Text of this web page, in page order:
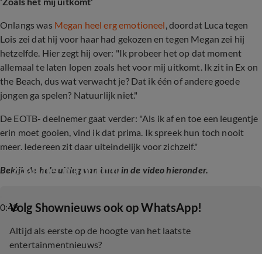
Onlangs was Megan heel erg emotioneel, doordat Luca tegen
Lois zei dat hij voor haar had gekozen en tegen Megan zei hij
hetzelfde. Hier zegt hij over: "Ik probeer het op dat moment
allemaal te laten lopen zoals het voor mij uitkomt. Ik zit in Ex on
the Beach, dus wat verwacht je? Dat ik één of andere goede
jongen ga spelen? Natuurlijk niet."
De EOTB- deelnemer gaat verder: "Als ik af en toe een leugentje
erin moet gooien, vind ik dat prima. Ik spreek hun toch nooit
meer. Iedereen zit daar uiteindelijk voor zichzelf."
Bekijk de hele uitleg van Luca in de video hieronder.
0:48
'Zoals het mij uitkomt'
‎Volg Shownieuws ook op WhatsApp!
Altijd als eerste op de hoogte van het laatste
entertainmentnieuws?